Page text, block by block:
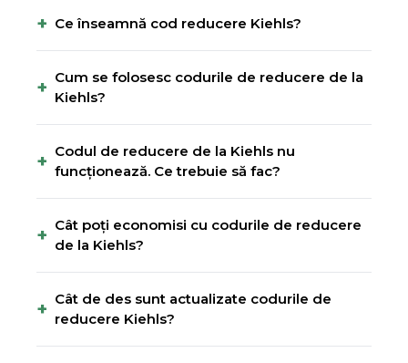
+ Ce înseamnă cod reducere Kiehls?
+ Cum se folosesc codurile de reducere de la
Kiehls?
+ Codul de reducere de la Kiehls nu
funcționează. Ce trebuie să fac?
+ Cât poți economisi cu codurile de reducere
de la Kiehls?
+ Cât de des sunt actualizate codurile de
reducere Kiehls?